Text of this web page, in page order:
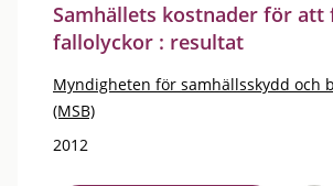
Samhällets kostnader för att
fallolyckor : resultat
Myndigheten för samhällsskydd och
(MSB)
2012